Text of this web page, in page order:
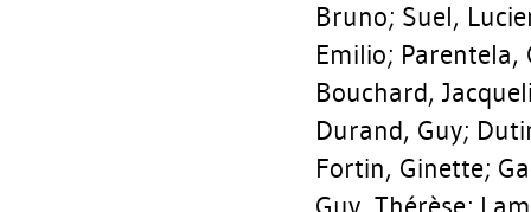
Bruno; Suel,
Emilio; Parentela,
Bouchard,
Durand, Guy;
Fortin, Ginette;